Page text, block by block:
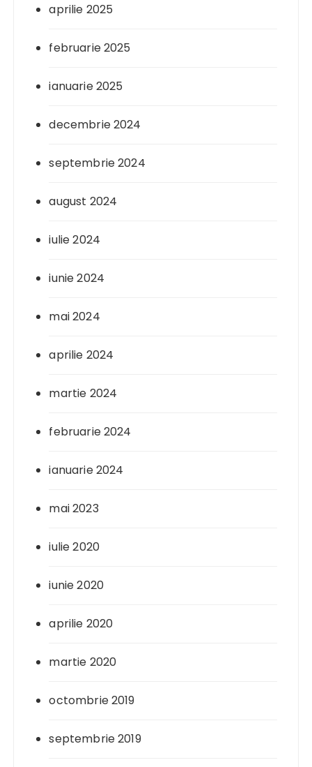
aprilie 2025
februarie 2025
ianuarie 2025
decembrie 2024
septembrie 2024
august 2024
iulie 2024
iunie 2024
mai 2024
aprilie 2024
martie 2024
februarie 2024
ianuarie 2024
mai 2023
iulie 2020
iunie 2020
aprilie 2020
martie 2020
octombrie 2019
septembrie 2019